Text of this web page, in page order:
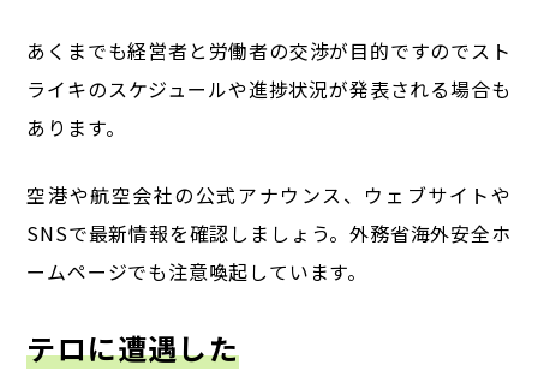
あくまでも経営者と労働者の交渉が目的ですのでスト
ライキのスケジュールや進捗状況が発表される場合も
あります。
空港や航空会社の公式アナウンス、ウェブサイトや
SNSで最新情報を確認しましょう。外務省海外安全ホ
ームページでも注意喚起しています。
テロに遭遇した